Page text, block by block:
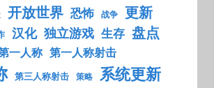
开放世界 恐怖 战争 更新
汉化 独立游戏 生存 盘点
一人称 第一人称射击
第三人称射击 策略 系统更新